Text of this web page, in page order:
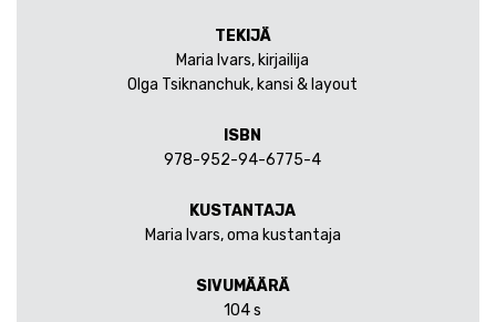
TEKIJÄ
Maria Ivars, kirjailija
Olga Tsiknanchuk, kansi & layout
ISBN
978-952-94-6775-4
KUSTANTAJA
Maria Ivars, oma kustantaja
SIVUMÄÄRÄ
104 s